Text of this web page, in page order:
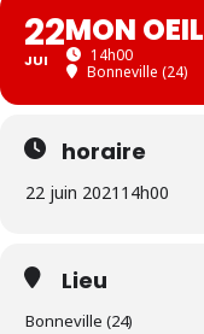
22
JUI
MON OEIL
14h00
Bonneville (24)
horaire
22 juin 2021 14h00
Lieu
Bonneville (24)